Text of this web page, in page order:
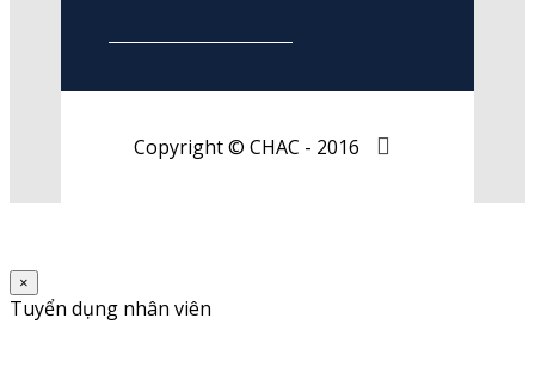
Copyright © CHAC - 2016
×
Tuyển dụng nhân viên